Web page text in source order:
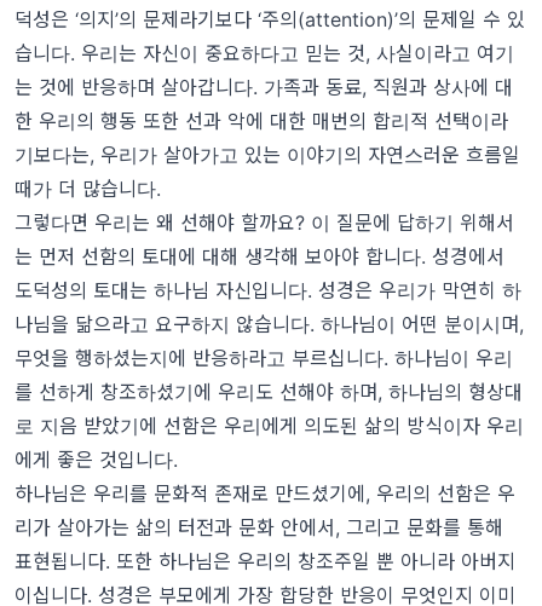
덕성은 ‘의지’의 문제라기보다 ‘주의(attention)’의 문제일 수 있
습니다. 우리는 자신이 중요하다고 믿는 것, 사실이라고 여기
는 것에 반응하며 살아갑니다. 가족과 동료, 직원과 상사에 대
한 우리의 행동 또한 선과 악에 대한 매번의 합리적 선택이라
기보다는, 우리가 살아가고 있는 이야기의 자연스러운 흐름일
때가 더 많습니다.
그렇다면 우리는 왜 선해야 할까요? 이 질문에 답하기 위해서
는 먼저 선함의 토대에 대해 생각해 보아야 합니다. 성경에서
도덕성의 토대는 하나님 자신입니다. 성경은 우리가 막연히 하
나님을 닮으라고 요구하지 않습니다. 하나님이 어떤 분이시며,
무엇을 행하셨는지에 반응하라고 부르십니다. 하나님이 우리
를 선하게 창조하셨기에 우리도 선해야 하며, 하나님의 형상대
로 지음 받았기에 선함은 우리에게 의도된 삶의 방식이자 우리
에게 좋은 것입니다.
하나님은 우리를 문화적 존재로 만드셨기에, 우리의 선함은 우
리가 살아가는 삶의 터전과 문화 안에서, 그리고 문화를 통해
표현됩니다. 또한 하나님은 우리의 창조주일 뿐 아니라 아버지
이십니다. 성경은 부모에게 가장 합당한 반응이 무엇인지 이미